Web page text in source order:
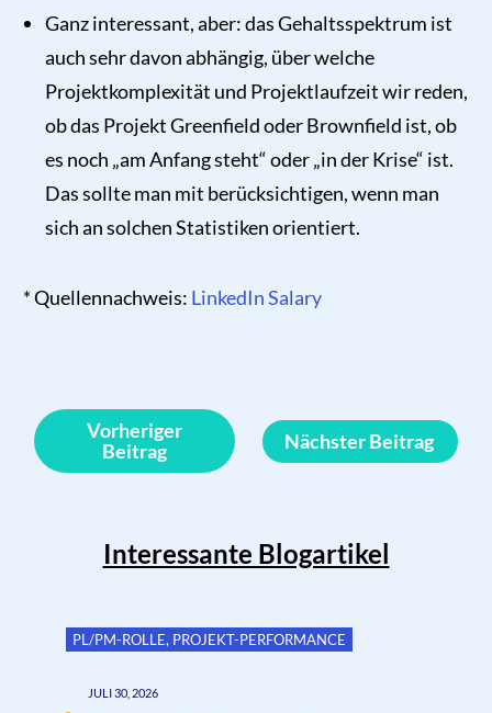
Ganz interessant, aber: das Gehaltsspektrum ist
auch sehr davon abhängig, über welche
Projektkomplexität und Projektlaufzeit wir reden,
ob das Projekt Greenfield oder Brownfield ist, ob
es noch „am Anfang steht“ oder „in der Krise“ ist.
Das sollte man mit berücksichtigen, wenn man
sich an solchen Statistiken orientiert.
* Quellennachweis: LinkedIn Salary
Vorheriger
Beitrag
Nächster Beitrag
Interessante Blogartikel
PL/PM-ROLLE, PROJEKT-PERFORMANCE
JULI 30, 2026